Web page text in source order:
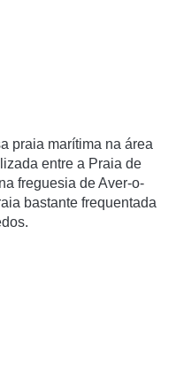
praia marí­tima na área
entre a Praia de
freguesia de Aver-o-
bastante frequentada